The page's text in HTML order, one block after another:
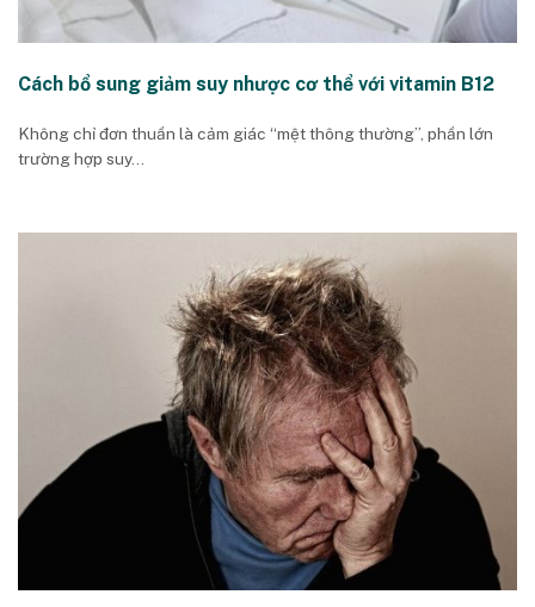
Cách bổ sung giảm suy nhược cơ thể với vitamin B12
Không chỉ đơn thuần là cảm giác “mệt thông thường”, phần lớn
trường hợp suy...